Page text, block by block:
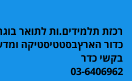
רכזת תלמידים.ות לתואר
כדור הארץבסטטיסטיקה
בקשי כדר
03-6406962